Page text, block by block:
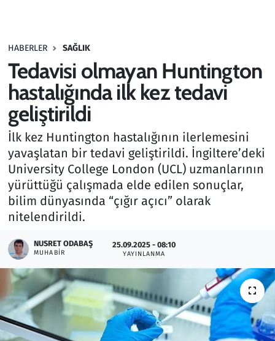
HABERLER SAĞLIK
Tedavisi olmayan Huntington
hastalığında ilk kez tedavi
geliştirildi
İlk kez Huntington hastalığının ilerlemesini
yavaşlatan bir tedavi geliştirildi. İngiltere’deki
University College London (UCL) uzmanlarının
yürüttüğü çalışmada elde edilen sonuçlar,
bilim dünyasında “çığır açıcı” olarak
nitelendirildi.
NUSRET ODABAŞ
MUHABIR
25.09.2025 - 08:10
YAYINLANMA
Haber
Kültür Sanat
Kurumsal Haberler
Lezzet Durağı
Memur ve Kamu
Otomobil
Oyun
Ramazan
Resmi İlanlar
Rüya Tabirleri